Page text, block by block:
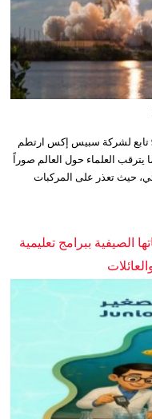
يُعتقد أن جزءاً ضخماً تائهاً من صاروخ فالكون 9 تابع لشركة سبيس إكس ارتطم
العلماء حول العالم صوراً
حيث تعذر على المركبات
الصيفية ببرامج تعليمية